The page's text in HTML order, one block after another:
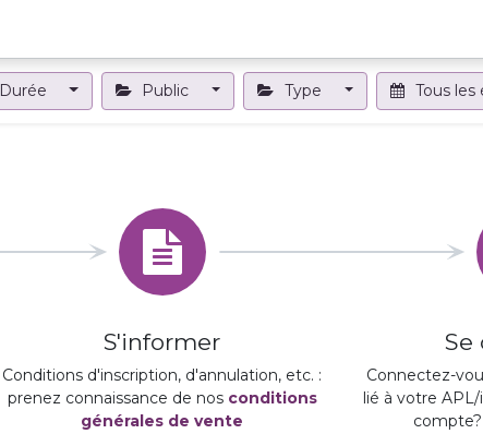
Durée Public Type Tous
S'informer
Conditions d'inscription, d'annulation, etc. :
prenez connaissance de nos conditions
générales de vente
Se
Connectez-
lié à votre
compte?